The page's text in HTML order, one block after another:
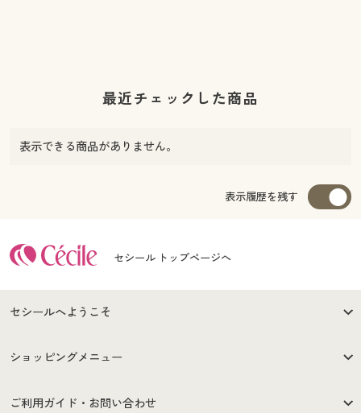
最近チェックした商品
表示できる商品がありません。
表示履歴を残す
セシール トップページへ
セシールへようこそ
はじめての方へ
セシールご利用規約
ショッピングメニュー
商品カテゴリ
ご利用ガイド・お問い合わせ